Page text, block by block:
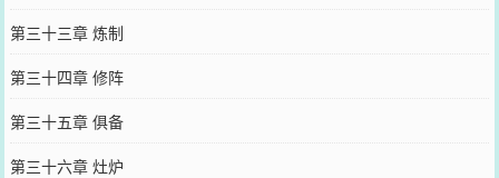
第三十三章 炼制
第三十四章 修阵
第三十五章 俱备
第三十六章 灶炉